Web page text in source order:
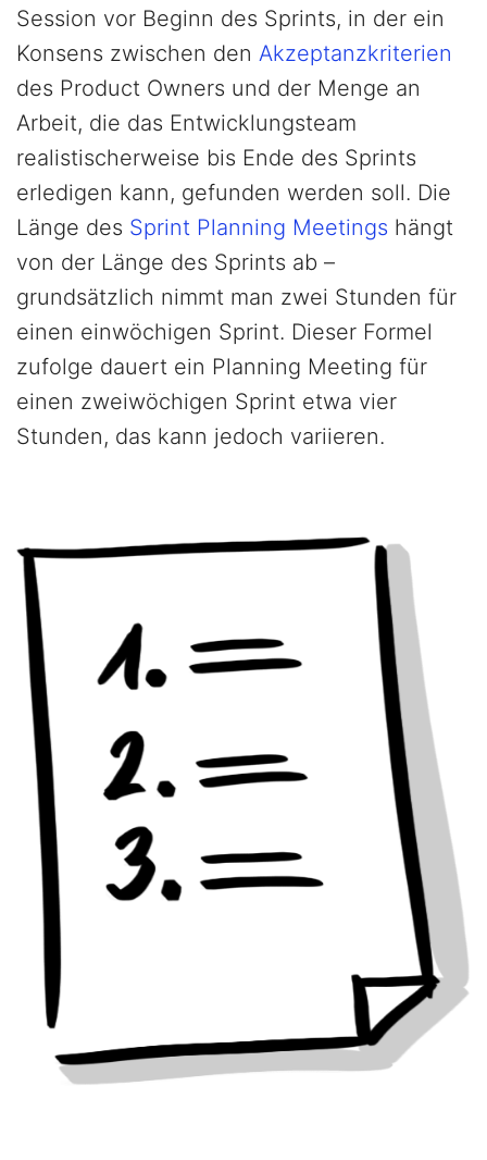
Session vor Beginn des Sprints, in der ein
Konsens zwischen den Akzeptanzkriterien
des Product Owners und der Menge an
Arbeit, die das Entwicklungsteam
realistischerweise bis Ende des Sprints
erledigen kann, gefunden werden soll. Die
Länge des Sprint Planning Meetings hängt
von der Länge des Sprints ab –
grundsätzlich nimmt man zwei Stunden für
einen einwöchigen Sprint. Dieser Formel
zufolge dauert ein Planning Meeting für
einen zweiwöchigen Sprint etwa vier
Stunden, das kann jedoch variieren.